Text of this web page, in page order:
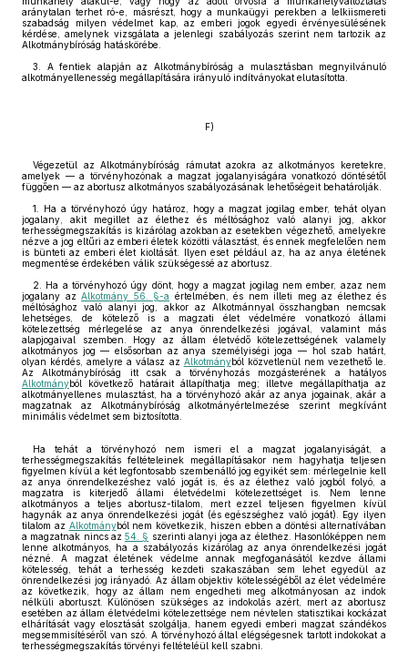
aránytalan terhet ró-e, másrészt, hogy a munkaügyi perekben a lelkiismereti
szabadság milyen védelmet kap, az emberi jogok egyedi érvényesülésének
kérdése, amelynek vizsgálata a jelenlegi szabályozás szerint nem tartozik az
Alkotmánybíróság hatáskörébe.
3. A fentiek alapján az Alkotmánybíróság a mulasztásban megnyilvánuló
alkotmányellenesség megállapítására irányuló indítványokat elutasította.
F)
Végezetül az Alkotmánybíróság rámutat azokra az alkotmányos keretekre,
amelyek — a törvényhozónak a magzat jogalanyiságára vonatkozó döntésétől
függően — az abortusz alkotmányos szabályozásának lehetőségeit behatárolják.
1. Ha a törvényhozó úgy határoz, hogy a magzat jogilag ember, tehát olyan
jogalany, akit megillet az élethez és méltósághoz való alanyi jog, akkor
terhességmegszakítás is kizárólag azokban az esetekben végezhető, amelyekre
nézve a jog eltűri az emberi életek közötti választást, és ennek megfelelően nem
is bünteti az emberi élet kioltását. Ilyen eset például az, ha az anya életének
megmentése érdekében válik szükségessé az abortusz.
2. Ha a törvényhozó úgy dönt, hogy a magzat jogilag nem ember, azaz nem
jogalany az Alkotmány 56. §-a értelmében, és nem illeti meg az élethez és
méltósághoz való alanyi jog, akkor az Alkotmánnyal összhangban nemcsak
lehetséges, de kötelező is a magzati élet védelmére vonatkozó állami
kötelezettség mérlegelése az anya önrendelkezési jogával, valamint más
alapjogaival szemben. Hogy az állam életvédő kötelezettségének valamely
alkotmányos jog — elsősorban az anya személyiségi joga — hol szab határt,
olyan kérdés, amelyre a válasz az Alkotmányból közvetlenül nem vezethető le.
Az Alkotmánybíróság itt csak a törvényhozás mozgásterének a hatályos
Alkotmányból következő határait állapíthatja meg; illetve megállapíthatja az
alkotmányellenes mulasztást, ha a törvényhozó akár az anya jogainak, akár a
magzatnak az Alkotmánybíróság alkotmányértelmezése szerint megkívánt
minimális védelmet sem biztosította.
Ha tehát a törvényhozó nem ismeri el a magzat jogalanyiságát, a
terhességmegszakítás feltételeinek megállapításakor nem hagyhatja teljesen
figyelmen kívül a két legfontosabb szembenálló jog egyikét sem: mérlegelnie kell
az anya önrendelkezéshez való jogát is, és az élethez való jogból folyó, a
magzatra is kiterjedő állami életvédelmi kötelezettséget is. Nem lenne
alkotmányos a teljes abortusz-tilalom, mert ezzel teljesen figyelmen kívül
hagynák az anya önrendelkezési jogát (és egészséghez való jogát). Egy ilyen
tilalom az Alkotmányból nem következik, hiszen ebben a döntési alternatívában
a magzatnak nincs az 54. § szerinti alanyi joga az élethez. Hasonlóképpen nem
lenne alkotmányos, ha a szabályozás kizárólag az anya önrendelkezési jogát
nézné. A magzat életének védelme annak megfoganásától kezdve állami
kötelesség, tehát a terhesség kezdeti szakaszában sem lehet egyedül az
önrendelkezési jog irányadó. Az állam objektiv kötelességéből az élet védelmére
az következik, hogy az állam nem engedheti meg alkotmányosan az indok
nélküli abortuszt. Különösen szükséges az indokolás azért, mert az abortusz
esetében az állam életvédelmi kötelezettsége nem névtelen statisztikai kockázat
elhárítását vagy elosztását szolgálja, hanem egyedi emberi magzat szándékos
megsemmisítéséről van szó. A törvényhozó által elégségesnek tartott indokokat a
terhességmegszakítás törvényi feltételéül kell szabni.